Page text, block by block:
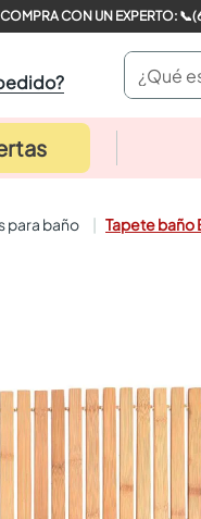
¿Qué
para baño Tapete baño
closet
neveras